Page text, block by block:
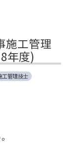
施工管理
年度)
工管理技士